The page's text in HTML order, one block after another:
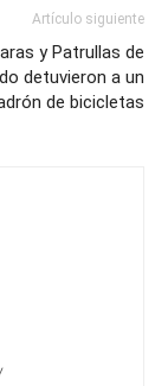
Artículo siguiente
y Patrullas de
detuvieron a un
de bicicletas